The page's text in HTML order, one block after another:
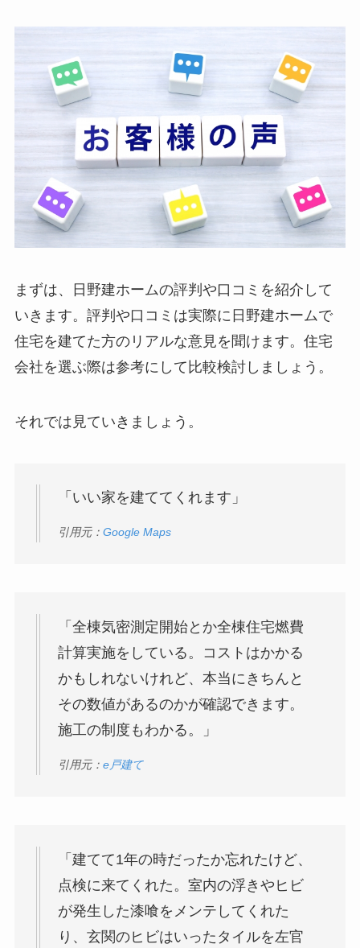
まずは、日野建ホームの評判や口コミを紹介して
いきます。評判や口コミは実際に日野建ホームで
住宅を建てた方のリアルな意見を聞けます。住宅
会社を選ぶ際は参考にして比較検討しましょう。
それでは見ていきましょう。
「いい家を建ててくれます」
引用元： Google Maps
「全棟気密測定開始とか全棟住宅燃費
計算実施をしている。コストはかかる
かもしれないけれど、本当にきちんと
その数値があるのかが確認できます。
施工の制度もわかる。」
引用元： e戸建て
「建てて1年の時だったか忘れたけど、
点検に来てくれた。室内の浮きやヒビ
が発生した漆喰をメンテしてくれた
り、玄関のヒビはいったタイルを左官